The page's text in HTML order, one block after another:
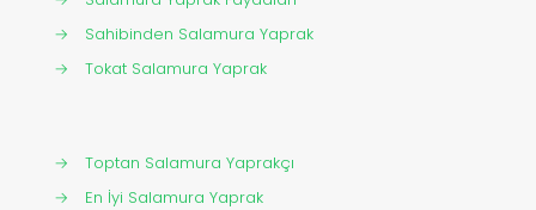
→
Sahibinden Salamura Yaprak
→
Tokat Salamura Yaprak
→
Toptan Salamura Yaprakçı
→
En İyi Salamura Yaprak